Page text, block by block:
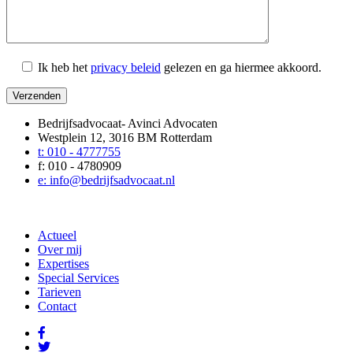
Ik heb het privacy beleid gelezen en ga hiermee akkoord.
Bedrijfsadvocaat- Avinci Advocaten
Westplein 12, 3016 BM Rotterdam
t: 010 - 4777755
f: 010 - 4780909
e: info@bedrijfsadvocaat.nl
Actueel
Over mij
Expertises
Special Services
Tarieven
Contact